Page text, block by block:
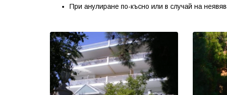
При анулиране по-късно или в случай на